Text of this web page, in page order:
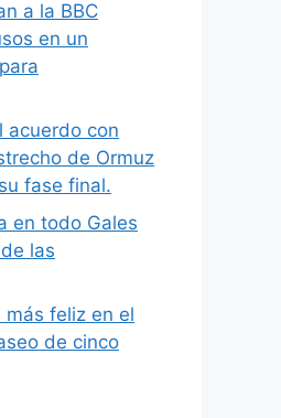
a la BBC
en un
acuerdo con
de Ormuz
fase final.
en todo Gales
las
más feliz en el
de cinco